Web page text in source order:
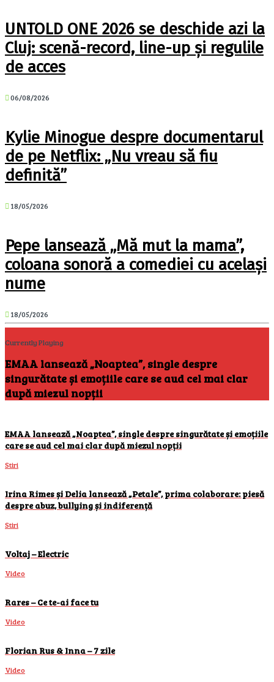
UNTOLD ONE 2026 se deschide azi la
Cluj: scenă-record, line-up și regulile
de acces
06/08/2026
Kylie Minogue despre documentarul
de pe Netflix: „Nu vreau să fiu
definită”
18/05/2026
Pepe lansează „Mă mut la mama”,
coloana sonoră a comediei cu același
nume
18/05/2026
Currently Playing
EMAA lansează „Noaptea”, single despre
singurătate și emoțiile care se aud cel mai clar
după miezul nopții
EMAA lansează „Noaptea”, single despre singurătate și emoțiile
care se aud cel mai clar după miezul nopții
Stiri
Irina Rimes și Delia lansează „Petale”, prima colaborare: piesă
despre abuz, bullying și indiferență
Stiri
Voltaj – Electric
Video
Rares – Ce te-ai face tu
Video
Florian Rus & Inna – 7 zile
Video